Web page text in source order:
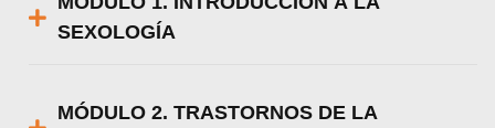
SEXOLOGÍA
MÓDULO 2. TRASTORNOS DE LA